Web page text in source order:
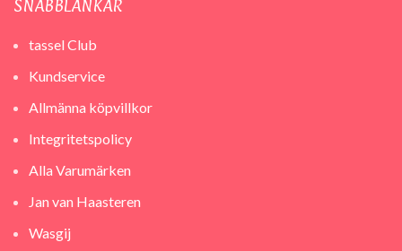
SNABBLÄNKAR
tassel Club
Kundservice
Allmänna köpvillkor
Integritetspolicy
Alla Varumärken
Jan van Haasteren
Wasgij